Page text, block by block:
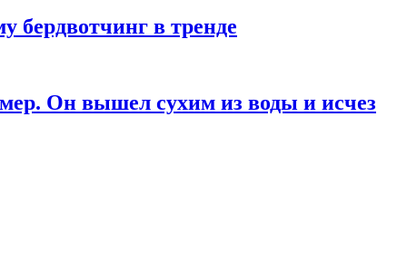
бердвотчинг в тренде
Он вышел сухим из воды и исчез